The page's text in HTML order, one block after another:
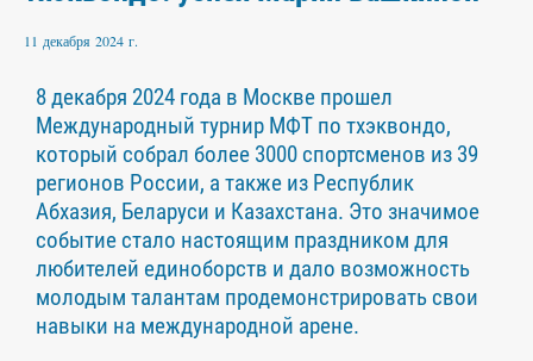
11 декабря 2024 г.
8 декабря 2024 года в Москве прошел
Международный турнир МФТ по тхэквондо,
который собрал более 3000 спортсменов из 39
регионов России, а также из Республик
Абхазия, Беларуси и Казахстана. Это значимое
событие стало настоящим праздником для
любителей единоборств и дало возможность
молодым талантам продемонстрировать свои
навыки на международной арене.